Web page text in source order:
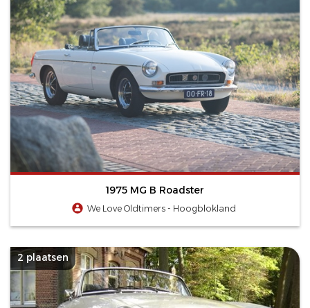
1975 MG B Roadster
We Love Oldtimers - Hoogblokland
2 plaatsen